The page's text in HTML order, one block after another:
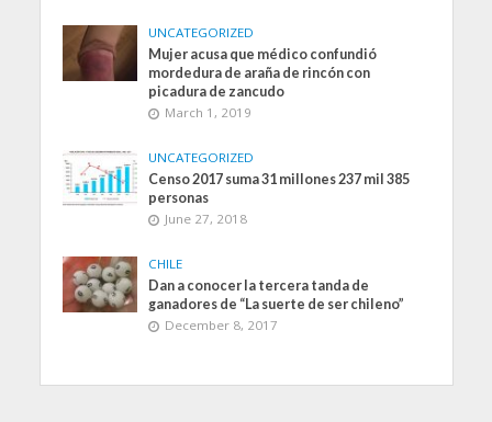
UNCATEGORIZED
Mujer acusa que médico confundió
mordedura de araña de rincón con
picadura de zancudo
March 1, 2019
UNCATEGORIZED
Censo 2017 suma 31 millones 237 mil 385
personas
June 27, 2018
CHILE
Dan a conocer la tercera tanda de
ganadores de “La suerte de ser chileno”
December 8, 2017